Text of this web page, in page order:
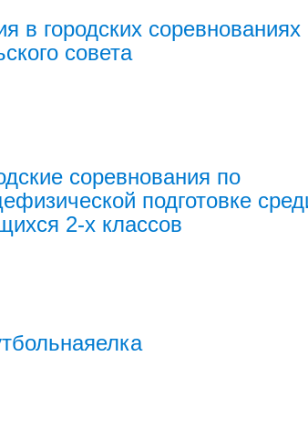
в городских соревнованиях
совета
соревнования по
подготовке
2-х классов